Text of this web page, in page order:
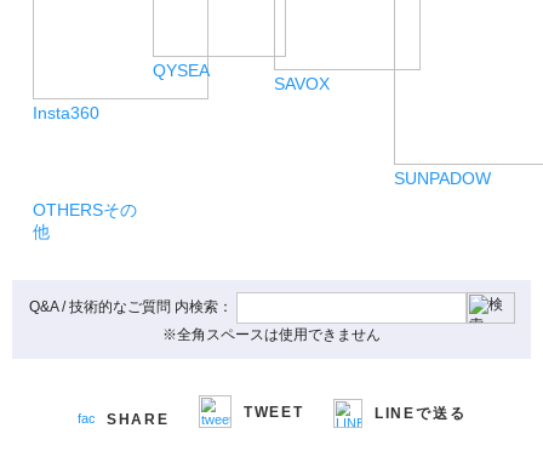
Insta360
QYSEA
SAVOX
SUNPADOW
OTHERSその
他
Q&A / 技術的なご質問 内検索：
※全角スペースは使用できません
SHARE TWEET LINEで送る